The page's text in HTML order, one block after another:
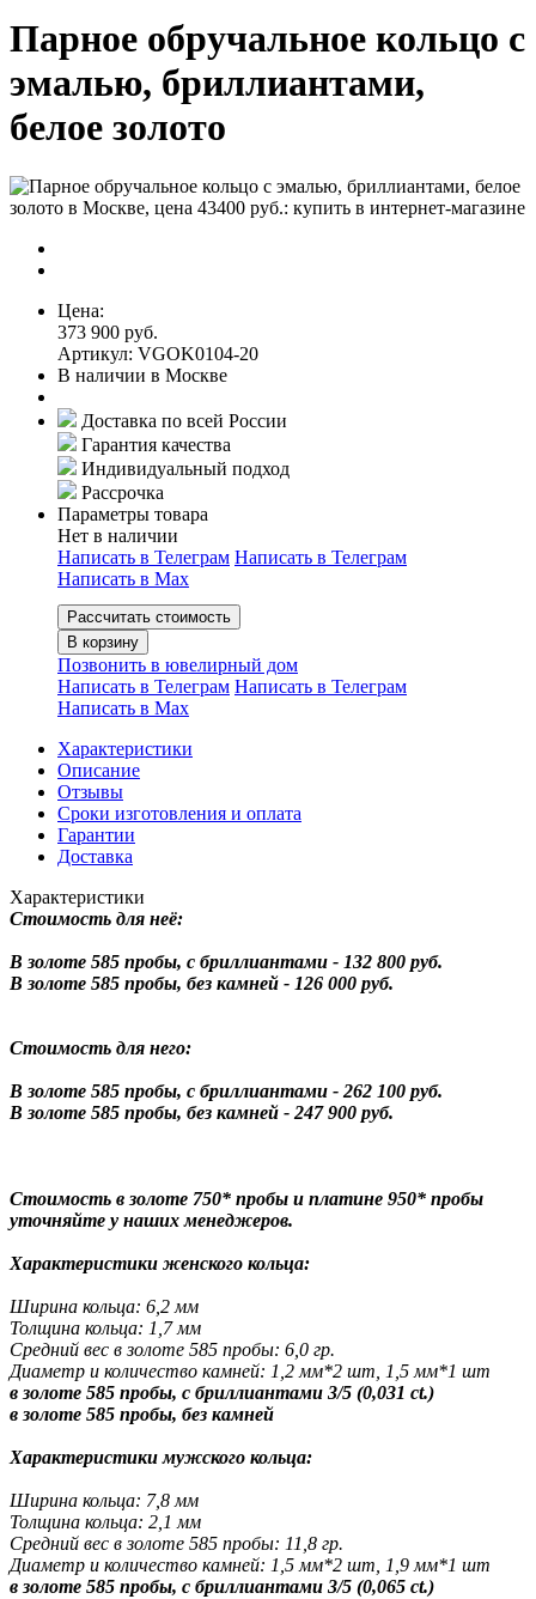
Парное обручальное кольцо с
эмалью, бриллиантами,
белое золото
Цена:
373 900 руб.
Артикул: VGOK0104-20
В наличии в Москве
Доставка по всей России
Гарантия качества
Индивидуальный подход
Рассрочка
Параметры товара
Нет в наличии
Написать в Телеграм Написать в Телеграм
Написать в Мах
Рассчитать стоимость
В корзину
Позвонить в ювелирный дом
Написать в Телеграм Написать в Телеграм
Написать в Мах
Характеристики
Описание
Отзывы
Сроки изготовления и оплата
Гарантии
Доставка
Характеристики
Стоимость для неё:
В золоте 585 пробы, с бриллиантами - 132 800 руб.
В золоте 585 пробы, без камней - 126 000 руб.
Стоимость для него:
В золоте 585 пробы, с бриллиантами - 262 100 руб.
В золоте 585 пробы, без камней - 247 900 руб.
Стоимость в золоте 750* пробы и платине 950* пробы
уточняйте у наших менеджеров.
Характеристики женского кольца:
Ширина кольца: 6,2 мм
Толщина кольца: 1,7 мм
Средний вес в золоте 585 пробы: 6,0 гр.
Диаметр и количество камней: 1,2 мм*2 шт, 1,5 мм*1 шт
в золоте 585 пробы, с бриллиантами 3/5 (0,031 ct.)
в золоте 585 пробы, без камней
Характеристики мужского кольца:
Ширина кольца: 7,8 мм
Толщина кольца: 2,1 мм
Средний вес в золоте 585 пробы: 11,8 гр.
Диаметр и количество камней: 1,5 мм*2 шт, 1,9 мм*1 шт
в золоте 585 пробы, с бриллиантами 3/5 (0,065 ct.)